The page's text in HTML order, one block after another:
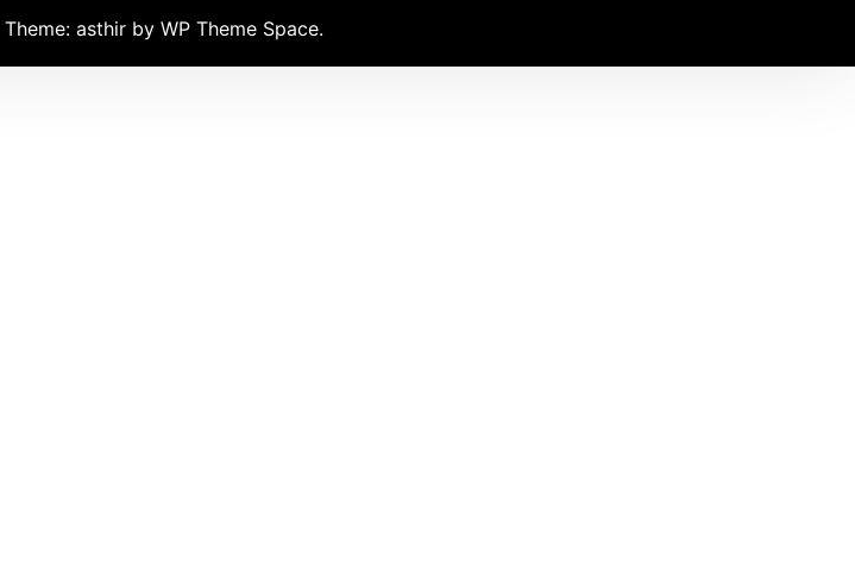
Theme: asthir by WP Theme Space.